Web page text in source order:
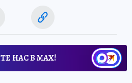
НАС В МАХ!